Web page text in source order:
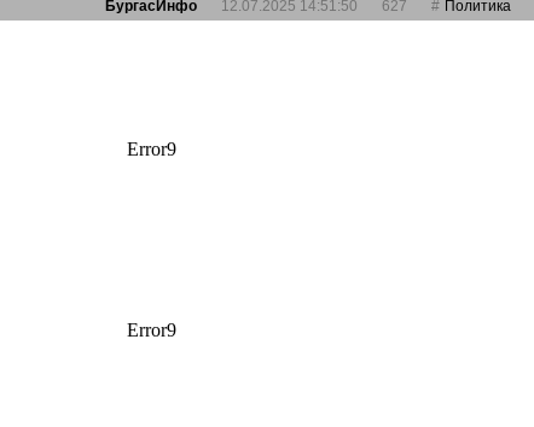
БургасИнфо 12.07.2025 14:51:50 627 Политика